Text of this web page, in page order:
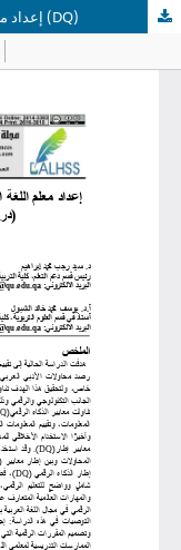
إعداد معلم اللغة العربية في ضوء معايير الذكاء الرقمي (DQ)